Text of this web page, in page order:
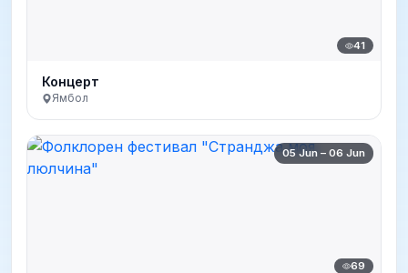
41
Концерт
Ямбол
05 Jun – 06 Jun
69